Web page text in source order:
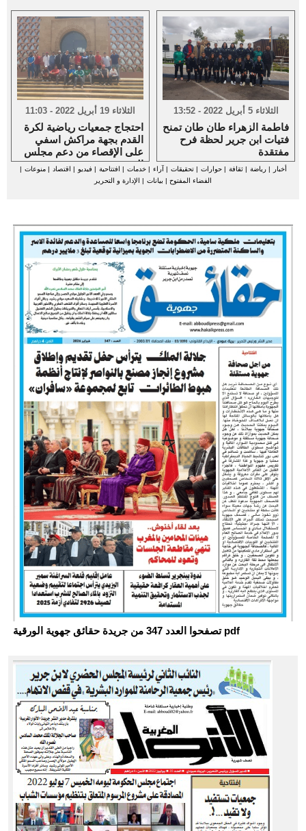
تصفحوا العدد 347 من جريدة حقائق جهوية الورقية pdf
الثلاثاء 19 أبريل 2022 - 11:03
احتجاج جمعيات رياضية لكرة
القدم بجهة مراكش اسفي
على الإقصاء من دعم مجلس
الجهة
الثلاثاء 5 أبريل 2022 - 13:52
فاطمة الزهراء طان طان تمنح
فتيات ابن جرير لحظة فرح
مفتقدة
أخبار |رياضة |ثقافة |حوارات |تحقيقات | آراء |خدمات | افتتاحية | فيديو | اقتصاد |منوعات |
الفضاء المفتوح | بيانات | الإدارة و التحرير